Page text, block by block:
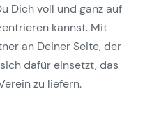
Dich voll und ganz auf
kannst. Mit
an Deiner Seite, der
dafür einsetzt, das
zu liefern.